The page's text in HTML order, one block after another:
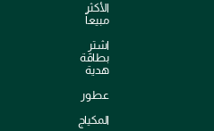
الأكثر
مبيعاً
اشترِ
بطاقة
هدية
عطور
المكياج